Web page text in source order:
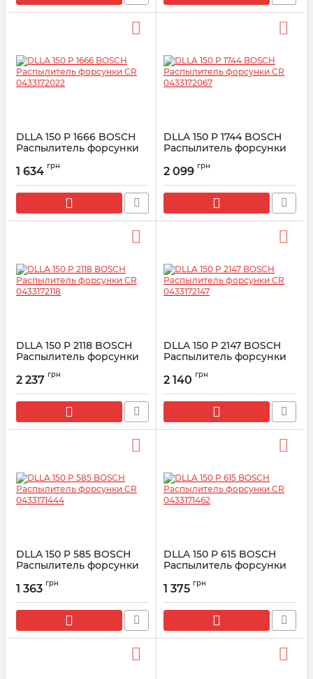
DLLA 150 P 1666 BOSCH
Распылитель форсунки
Артикул:
1 634 грн
DLLA 150 P 1744 BOSCH
Распылитель форсунки
Артикул: 0433172067
2 099 грн
DLLA 150 P 2118 BOSCH
Распылитель форсунки
Артикул:
2 237 грн
DLLA 150 P 2147 BOSCH
Распылитель форсунки
Артикул:
2 140 грн
DLLA 150 P 585 BOSCH
Распылитель форсунки
Артикул:
1 363 грн
DLLA 150 P 615 BOSCH
Распылитель форсунки
Артикул:
1 375 грн